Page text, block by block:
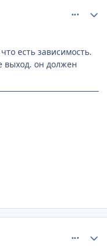
есть зависимость.
выход. он должен